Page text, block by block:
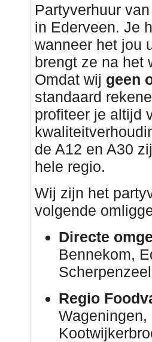
Partyverhuur
in Ederveen. Je
wanneer het jou
brengt ze na het
Omdat wij geen
standaard
profiteer je altijd
de A12 en A30
hele regio.
Wij zijn het
volgende
Directe
Bennekom,
Regio